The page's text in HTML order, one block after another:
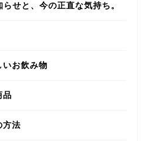
せと、今の正直な気持ち。
いお飲み物
品
方法